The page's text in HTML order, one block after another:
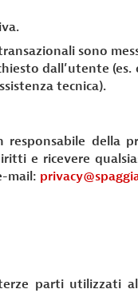
sono
dall’utente
tecnica).
responsabile della
e ricevere
mail:
parti utilizzati